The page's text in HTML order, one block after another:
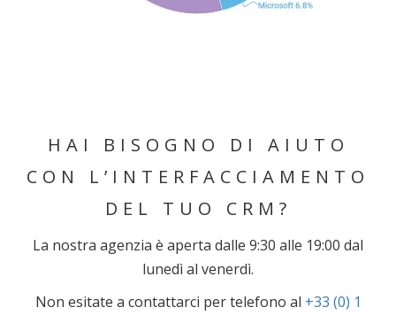
HAI BISOGNO DI AIUTO
CON L’INTERFACCIAMENTO
DEL TUO CRM?
La nostra agenzia è aperta dalle 9:30 alle 19:00 dal
lunedì al venerdì.
Non esitate a contattarci per telefono al +33 (0) 1